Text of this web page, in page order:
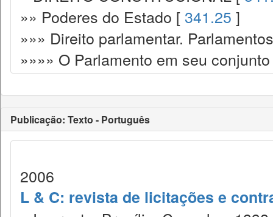
»» Poderes do Estado [ 341.25 ]
»»» Direito parlamentar.
»»»» O Parlamento em seu
Publicação: Texto - Português
2006
L & C: revista de licitações e